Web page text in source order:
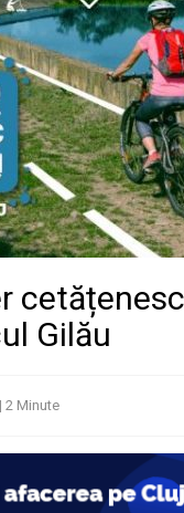
Gilău
| 2 Minute